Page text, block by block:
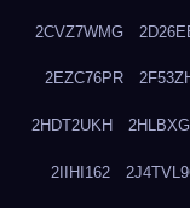
2CVZ7WMG
2EZC76PR
2HDT2UKH
2IIHI162